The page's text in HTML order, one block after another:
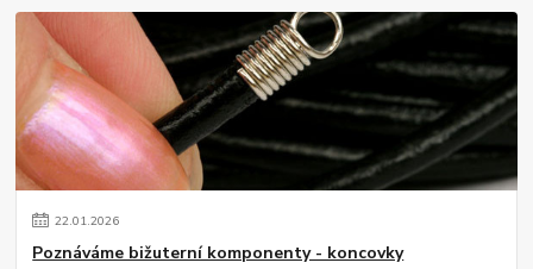
22.01.2026
Poznáváme bižuterní komponenty - koncovky